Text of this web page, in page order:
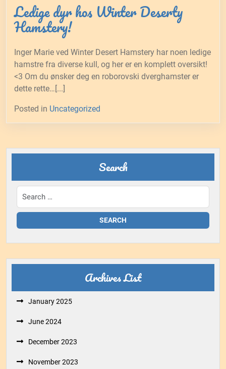
Ledige dyr hos Winter Deserty
Hamstery!
Inger Marie ved Winter Desert Hamstery har noen ledige
hamstre fra diverse kull, og her er en komplett oversikt!
<3 Om du ønsker deg en roborovski dverghamster er
dette rette…[...]
Posted in Uncategorized
Search
Archives List
January 2025
June 2024
December 2023
November 2023